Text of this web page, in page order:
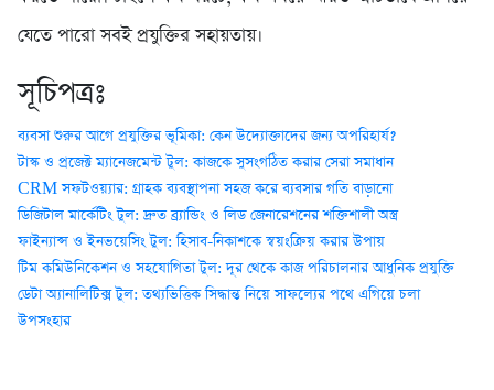
যেতে পারো সবই প্রযুক্তির সহায়তায়।
সূচিপত্রঃ
ব্যবসা শুরুর আগে প্রযুক্তির ভূমিকা: কেন উদ্যোক্তাদের জন্য অপরিহার্য?
টাস্ক ও প্রজেক্ট ম্যানেজমেন্ট টুল: কাজকে সুসংগঠিত করার সেরা সমাধান
CRM সফটওয়্যার: গ্রাহক ব্যবস্থাপনা সহজ করে ব্যবসার গতি বাড়ানো
ডিজিটাল মার্কেটিং টুল: দ্রুত ব্র্যান্ডিং ও লিড জেনারেশনের শক্তিশালী অস্ত্র
ফাইন্যান্স ও ইনভয়েসিং টুল: হিসাব-নিকাশকে স্বয়ংক্রিয় করার উপায়
টিম কমিউনিকেশন ও সহযোগিতা টুল: দূর থেকে কাজ পরিচালনার আধুনিক প্রযুক্তি
ডেটা অ্যানালিটিক্স টুল: তথ্যভিত্তিক সিদ্ধান্ত নিয়ে সাফল্যের পথে এগিয়ে চলা
উপসংহার